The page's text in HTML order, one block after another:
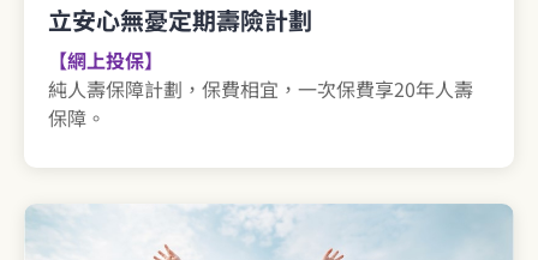
立安心無憂定期壽險計劃
【網上投保】
純人壽保障計劃，保費相宜，一次保費享20年人壽
保障。